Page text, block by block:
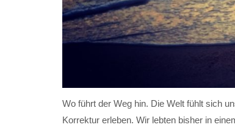
Wo führt der Weg hin. Die Welt fühlt sich
Korrektur erleben. Wir lebten bisher in